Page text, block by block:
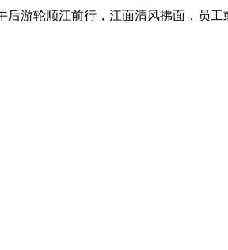
游轮顺江前行，江面清风拂面，员